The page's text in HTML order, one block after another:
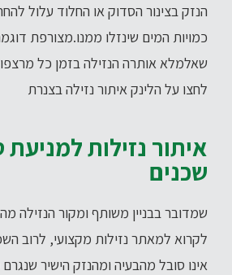
הנזק בצינור הסדוק או החלוד עלול
כמויות המים שינזלו ממנו.מצורפת
שאלמלא אותרה הנזילה בזמן כל
לחצו על הלינק איתור נזילה בצנרת
איתור נזילות למניעת
שכנים
שמדובר בבניין משותף ומקור הנזילה
לקרוא למאתר נזילות מקצועי, לרוב
אינו סובל מהבעיה ומהנזק הישיר